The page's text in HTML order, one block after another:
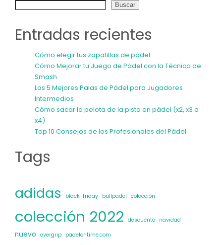
Buscar
Entradas recientes
Cómo elegir tus zapatillas de pádel
Cómo Mejorar tu Juego de Pádel con la Técnica de
Smash
Las 5 Mejores Palas de Pádel para Jugadores
Intermedios
Cómo sacar la pelota de la pista en pádel (x2, x3 o
x4)
Top 10 Consejos de los Profesionales del Pádel
Tags
adidas black-friday bullpadel colección
colección 2022 descuento navidad
nuevo overgrip padelontime.com